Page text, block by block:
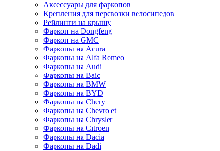
Аксессуары для фаркопов
Крепления для перевозки велосипедов
Рейлинги на крышу
Фаркоп на Dongfeng
Фаркоп на GMC
Фаркопы на Acura
Фаркопы на Alfa Romeo
Фаркопы на Audi
Фаркопы на Baic
Фаркопы на BMW
Фаркопы на BYD
Фаркопы на Chery
Фаркопы на Chevrolet
Фаркопы на Chrysler
Фаркопы на Citroen
Фаркопы на Dacia
Фаркопы на Dadi